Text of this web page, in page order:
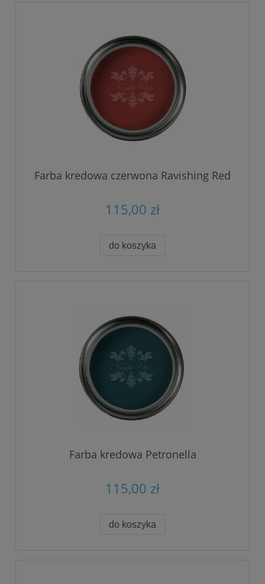
Farba kredowa czerwona Ravishing Red
115,00 zł
do koszyka
Farba kredowa Petronella
115,00 zł
do koszyka